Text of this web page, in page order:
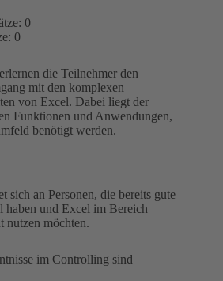
0
0
die Teilnehmer den
mit den komplexen
von Excel. Dabei liegt der
Funktionen und Anwendungen,
benötigt werden.
sich an Personen, die bereits gute
haben und Excel im Bereich
möchten.
im Controlling sind